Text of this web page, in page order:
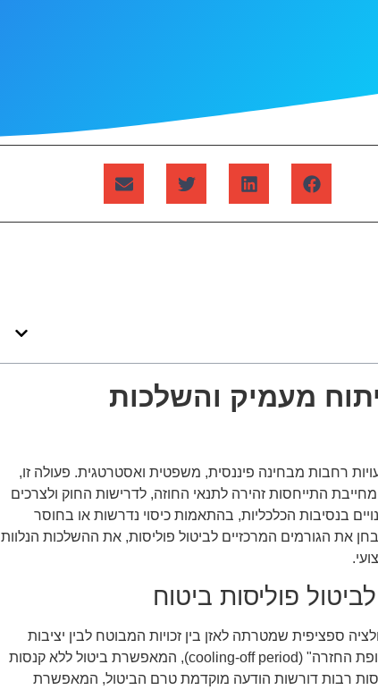
מעמיק והשלכות
רחבות מבחינה פיננסית, משפטית ואסטרטגית. פעולה זו,
התייחסות זהירה לתנאי החוזה, לדרישות החוק ולצרכים
בנסיבות הכלכליות, בהתאמות כיסוי נדרשות או בחוסר
את הגורמים המרכזיים לביטול פוליסות, את ההשלכות הנלוות
פוליסות ביטוח
ספציפית שמטרתה לאזן בין זכויות המבוטח לבין יציבות
השוק הביטוחי. לדוגמה, במדינות רבות קיימת "תקופת החזרה" (cooling-off period), המאפשרת ביטול ללא קנסות
פוליסות רבות דורשות הודעה מוקדמת טרם הביטול, המאפשרת